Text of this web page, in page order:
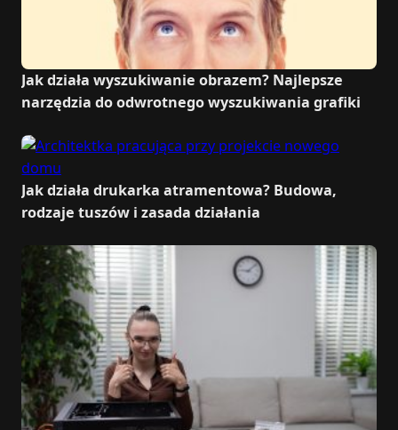
Jak działa wyszukiwanie obrazem? Najlepsze
narzędzia do odwrotnego wyszukiwania grafiki
Jak działa drukarka atramentowa? Budowa,
rodzaje tuszów i zasada działania